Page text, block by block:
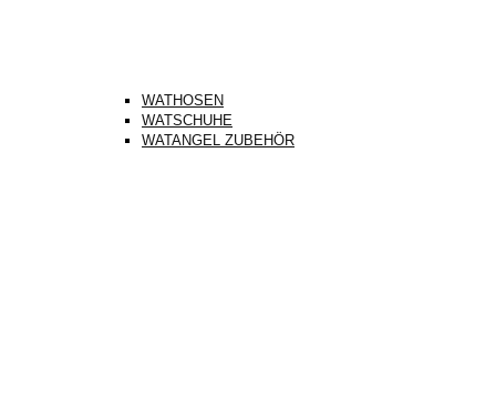
WATHOSEN
WATSCHUHE
WATANGEL ZUBEHÖR